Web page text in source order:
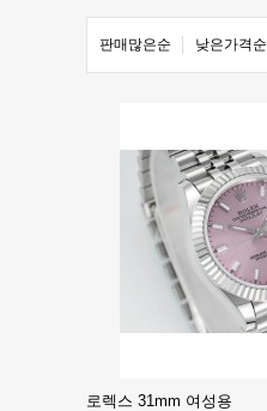
판매많은순 낮은가격순
로렉스 31mm 여성용